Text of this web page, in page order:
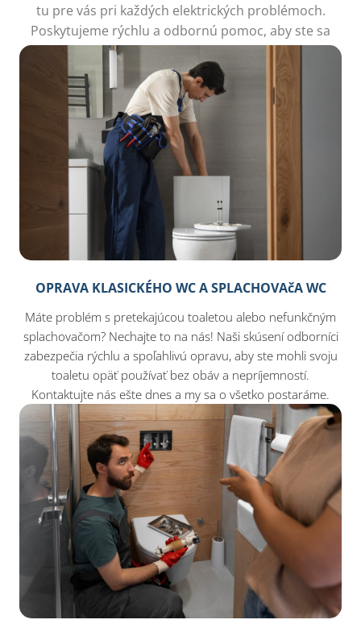
tu pre vás pri každých elektrických problémoch.
Poskytujeme rýchlu a odbornú pomoc, aby ste sa
mohli vrátiť k bežným činnostiam.
OPRAVA KLASICKÉHO WC A SPLACHOVAčA WC
Máte problém s pretekajúcou toaletou alebo nefunkčným
splachovačom? Nechajte to na nás! Naši skúsení odborníci
zabezpečia rýchlu a spoľahlivú opravu, aby ste mohli svoju
toaletu opäť používať bez obáv a nepríjemností.
Kontaktujte nás ešte dnes a my sa o všetko postaráme.